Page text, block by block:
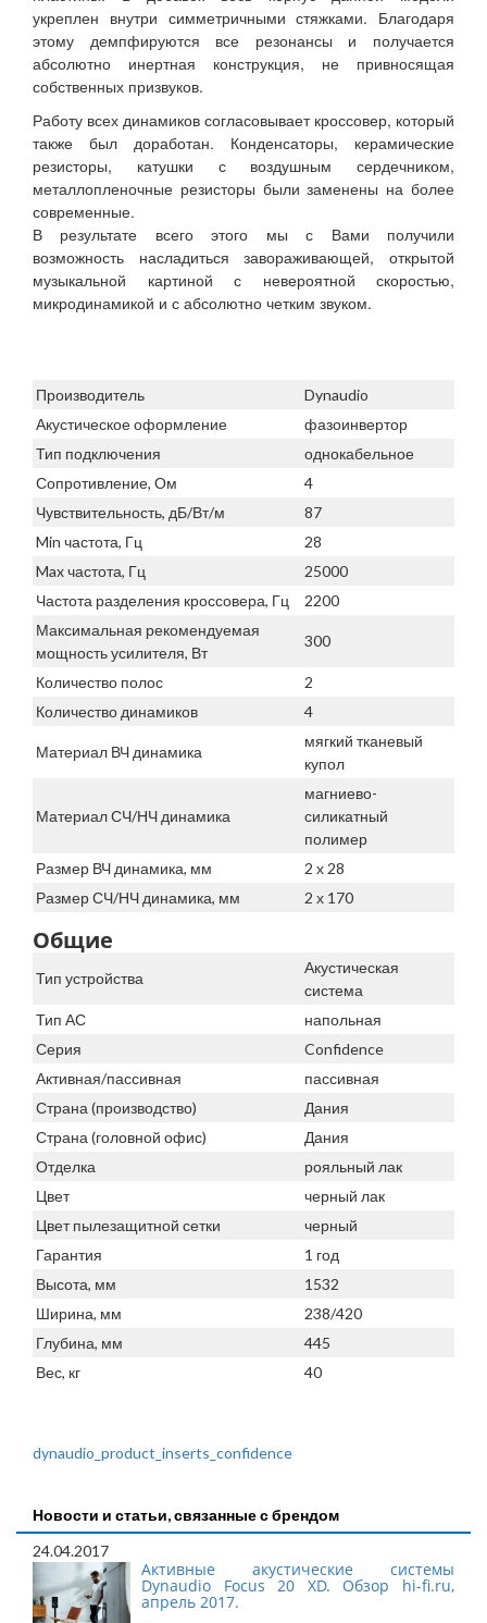
укреплен внутри симметричными стяжками. Благодаря
этому демпфируются все резонансы и получается
абсолютно инертная конструкция, не привносящая
собственных призвуков.
Работу всех динамиков согласовывает кроссовер, который
также был доработан. Конденсаторы, керамические
резисторы, катушки с воздушным сердечником,
металлопленочные резисторы были заменены на более
современные.
В результате всего этого мы с Вами получили
возможность насладиться завораживающей, открытой
музыкальной картиной с невероятной скоростью,
микродинамикой и с абсолютно четким звуком.
Производитель
Dynaudio
Акустическое оформление
фазоинвертор
Тип подключения
однокабельное
Сопротивление, Ом
4
Чувствительность, дБ/Вт/м
87
Min частота, Гц
28
Max частота, Гц
25000
Частота разделения кроссовера, Гц
2200
Максимальная рекомендуемая
мощность усилителя, Вт
300
Количество полос
2
Количество динамиков
4
Материал ВЧ динамика
мягкий тканевый
купол
Материал СЧ/НЧ динамика
магниево-
силикатный
полимер
Размер ВЧ динамика, мм
2 х 28
Размер СЧ/НЧ динамика, мм
2 х 170
Общие
Тип устройства
Акустическая
система
Тип АС
напольная
Серия
Confidence
Активная/пассивная
пассивная
Страна (производство)
Дания
Страна (головной офис)
Дания
Отделка
рояльный лак
Цвет
черный лак
Цвет пылезащитной сетки
черный
Гарантия
1 год
Высота, мм
1532
Ширина, мм
238/420
Глубина, мм
445
Вес, кг
40
dynaudio_product_inserts_confidence
Новости и статьи, связанные с брендом
24.04.2017
Активные акустические системы
Dynaudio Focus 20 XD. Обзор hi-fi.ru,
апрель 2017.